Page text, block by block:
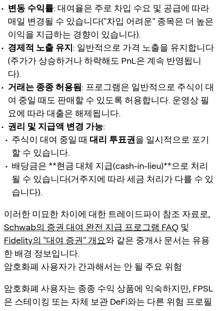
변동 수익률: 대여율은 주로 차입 수요 및 공급에 따라
매일 변경될 수 있습니다("차입 어려운" 종목은 더 높은
이익을 지급하는 경향이 있습니다).
경제적 노출 유지: 일반적으로 가격 노출을 유지합니다
(주가가 상승하거나 하락해도 PnL은 계속 반영됩니
다).
거래는 종종 허용됨: 프로그램은 일반적으로 주식이 대
여 중일 때도 판매할 수 있도록 허용합니다. 운영상 필
요에 따라 대출은 해제됩니다.
권리 및 지급액 변경 가능:
주식이 대여 중일 때 대리 투표권을 일시적으로 포기
할 수 있습니다.
배당금은 **현금 대체 지급(cash-in-lieu)**으로 처리
될 수 있습니다(거주지에 따라 세금 처리가 다를 수 있
습니다).
이러한 미묘한 차이에 대한 트레이드파이 참조 자료로,
Schwab의 증권 대여 완전 지급 프로그램 FAQ 및
Fidelity의 "대여 증권" 개요와 같은 중개사 문서는 유용
한 배경 정보입니다.
암호화폐 사용자가 간과해서는 안 될 주요 위험
암호화폐 사용자는 종종 수익 상품에 익숙하지만, FPSL
은 스테이킹 또는 자체 보관 DeFi와는 다른 위험 프로필